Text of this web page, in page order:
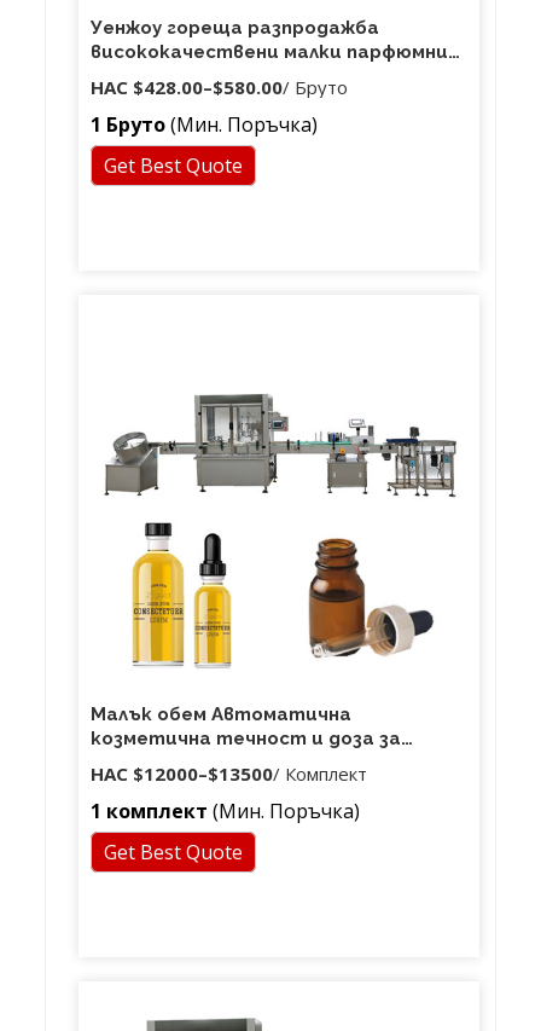
Уенжоу гореща разпродажба
висококачествени малки парфюмни
пълнене на етерично масло / машина
за пълнене на парфюмно масло
НАС $428.00–$580.00/ Бруто
1 Бруто(Мин. Поръчка)
Get Best Quote
Малък обем Автоматична
козметична течност и доза за
етерично масло Пълнеж и
уплътнител с рязане и щамповане на
дата
НАС $12000–$13500/ Комплект
1 комплект (Мин. Поръчка)
Get Best Quote